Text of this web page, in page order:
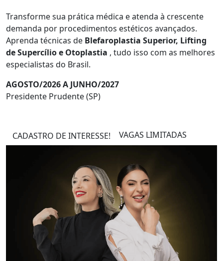
Transforme sua prática médica e atenda à crescente
demanda por procedimentos estéticos avançados.
Aprenda técnicas de Blefaroplastia Superior, Lifting
de Supercílio e Otoplastia , tudo isso com as melhores
especialistas do Brasil.
AGOSTO/2026 A JUNHO/2027
Presidente Prudente (SP)
CADASTRO DE INTERESSE! VAGAS LIMITADAS